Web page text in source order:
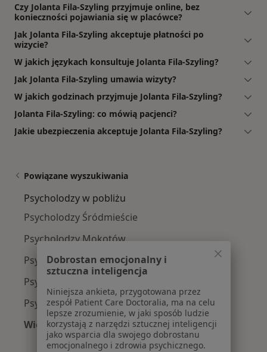
Czy Jolanta Fila-Szyling przyjmuje online, bez
konieczności pojawiania się w placówce?
Jak Jolanta Fila-Szyling akceptuje płatności po
wizycie?
W jakich językach konsultuje Jolanta Fila-Szyling?
Jak Jolanta Fila-Szyling umawia wizyty?
W jakich godzinach przyjmuje Jolanta Fila-Szyling?
Jolanta Fila-Szyling: co mówią pacjenci?
Jakie ubezpieczenia akceptuje Jolanta Fila-Szyling?
Powiązane wyszukiwania
Psycholodzy w pobliżu
Psycholodzy Śródmieście
Psycholodzy Mokotów
Psycholodzy Ursynów
Psycholodzy Praga-Południe
Psycholodzy Bielany
Więcej (14)
Więcej w kategorii: Psycholodzy w pobliżu
Dobrostan emocjonalny i
sztuczna inteligencja
Niniejsza ankieta, przygotowana przez
zespół Patient Care Doctoralia, ma na celu
lepsze zrozumienie, w jaki sposób ludzie
korzystają z narzędzi sztucznej inteligencji
jako wsparcia dla swojego dobrostanu
emocjonalnego i zdrowia psychicznego.